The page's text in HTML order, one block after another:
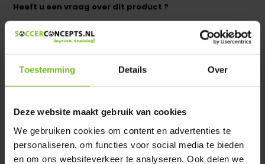
Toestemming Details Over
Deze website maakt gebruik van cookies
We gebruiken cookies om content en advertenties te
personaliseren, om functies voor social media te bieden
en om ons websiteverkeer te analyseren. Ook delen we
Heeft u een vraag over dit product ?
We helpen u graag met meer informatie
Verstuur email
Productomschrijving
Reviews